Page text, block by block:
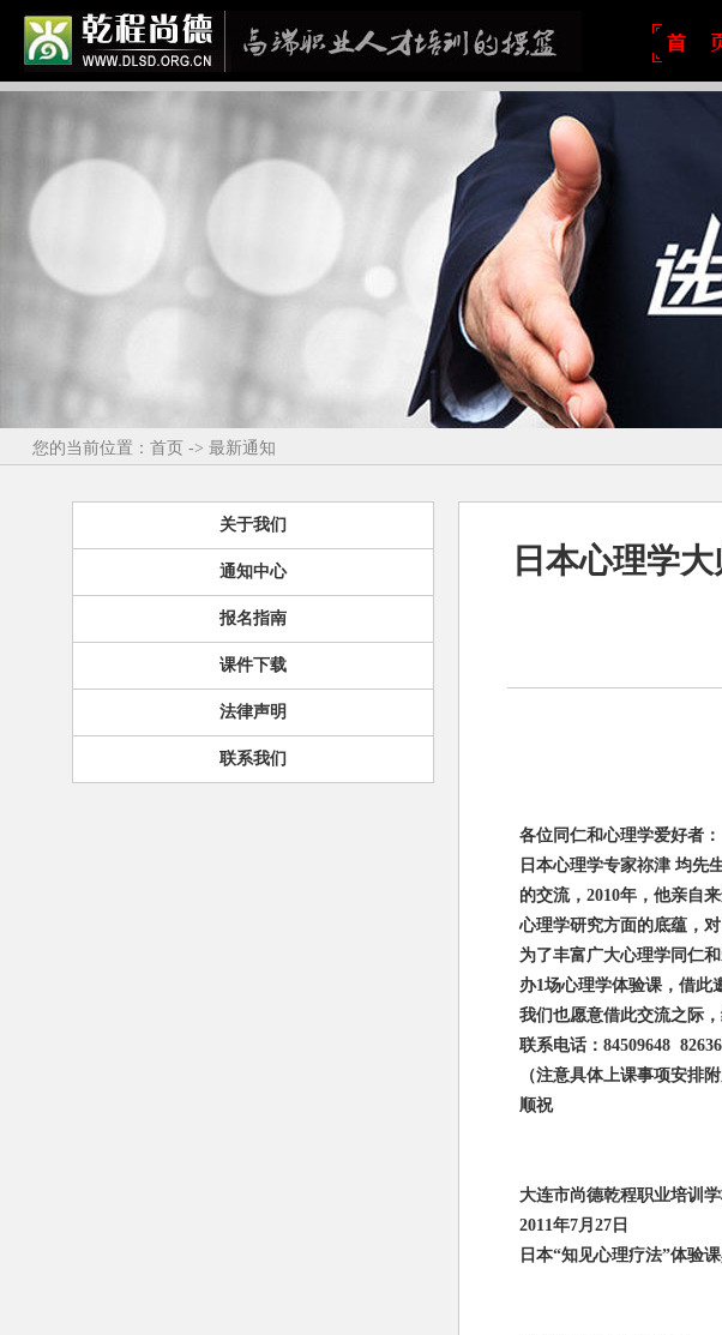
您的当前位置：首页 -> 最新通知
关于我们
通知中心
报名指南
课件下载
法律声明
联系我们
日本心理学
各位同仁和心理学爱好者：
日本心理学专家祢津 均先
的交流，2010年，他亲自
心理学研究方面的底蕴，
为了丰富广大心理学同仁
办1场心理学体验课，借此
我们也愿意借此交流之际
联系电话： 84509648
（注意具体上课事项安排附
顺祝
大连市尚德乾程职业培训
2011年7月 27 日
日本“知见心理疗法”体验